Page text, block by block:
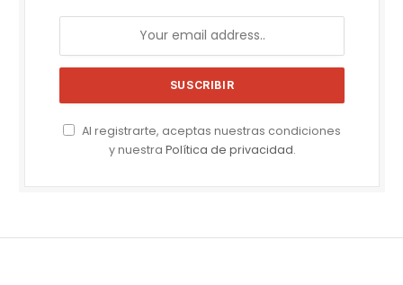
Al registrarte, aceptas nuestras condiciones
y nuestra Política de privacidad.